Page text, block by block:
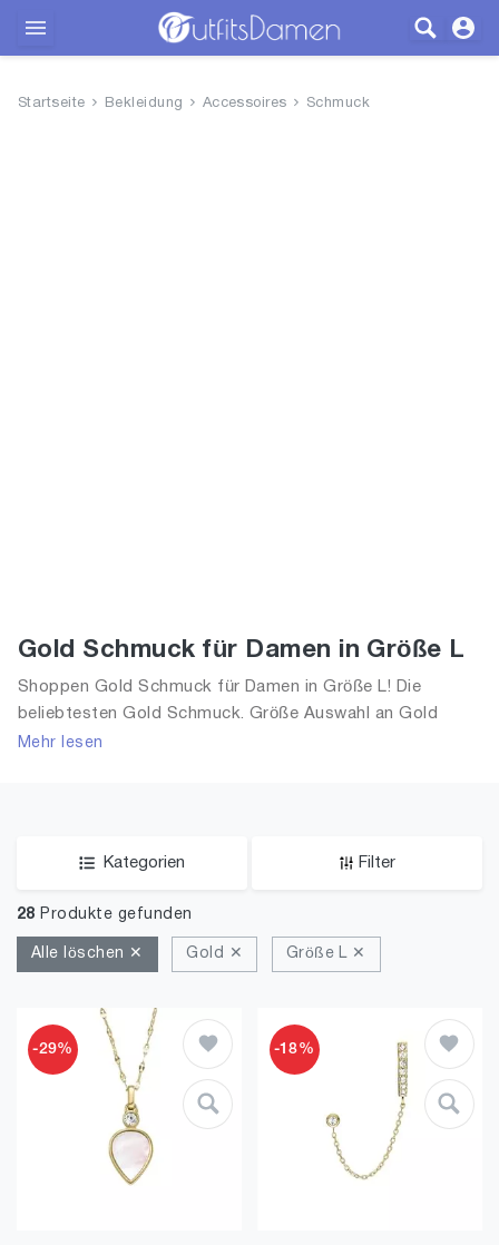
Startseite Bekleidung Accessoires Schmuck
Gold Schmuck für Damen in Größe L
Shoppen Gold Schmuck für Damen in Größe L! Die
beliebtesten Gold Schmuck. Größe Auswahl an Gold
Schmuck in Größe L und alle Trends aus 2026 für Frauen!
Mehr lesen
Kategorien Filter
28 Produkte gefunden
Alle löschen ✕ Gold ✕ Größe L ✕
-29% -18%